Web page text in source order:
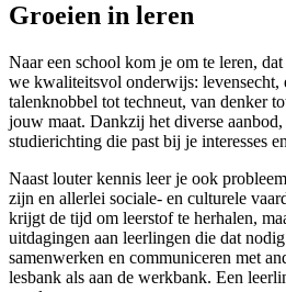
Groeien in leren
Naar een school kom je om te leren,
we kwaliteitsvol onderwijs: levensecht,
talenknobbel tot techneut, van denker
jouw maat. Dankzij het diverse
studierichting die past bij je interesses
Naast louter kennis leer je ook
zijn en allerlei sociale- en culturele
krijgt de tijd om leerstof te herhalen,
uitdagingen aan leerlingen die dat
samenwerken en communiceren met
lesbank als aan de werkbank. Een